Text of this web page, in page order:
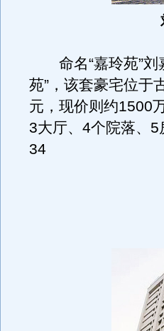
命名“嘉玲苑”刘
苑”，该套豪宅位于
元，现价则约1500
3大厅、4个院落、
34